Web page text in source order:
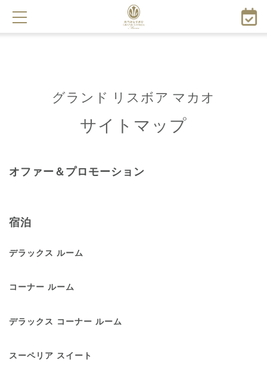
グランド リスボア マカオ
サイトマップ
オファー＆プロモーション
宿泊
デラックス ルーム
コーナー ルーム
デラックス コーナー ルーム
スーペリア スイート